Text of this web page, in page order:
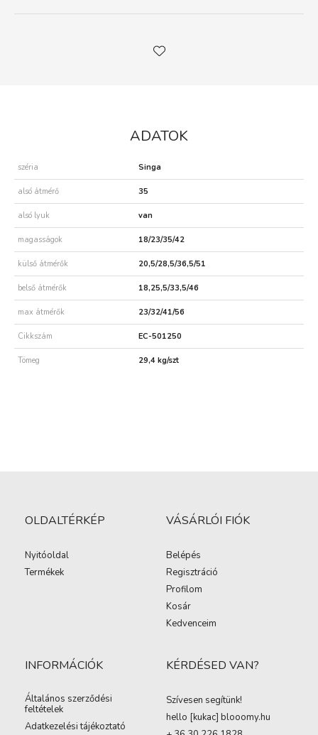
ADATOK
széria Singa
alsó átmérő 35
alsó lyuk van
magasságok 18/23/35/42
külső átmérők 20,5/28,5/36,5/51
belső átmérők 18,25,5/33,5/46
max átmérők 23/32/41/56
Cikkszám EC-501250
Tömeg 29,4 kg/szt
OLDALTÉRKÉP
Nyitóoldal
Termékek
VÁSÁRLÓI FIÓK
Belépés
Regisztráció
Profilom
Kosár
Kedvenceim
INFORMÁCIÓK
Általános szerződési
feltételek
Adatkezelési tájékoztató
KÉRDÉSED VAN?
Szívesen segítünk!
hello [kukac] blooomy.hu